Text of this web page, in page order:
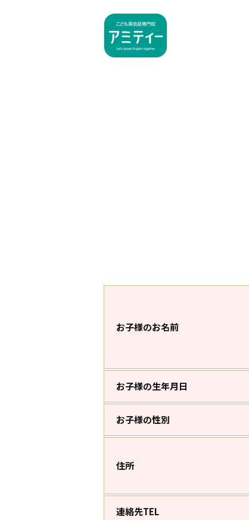
お子様のお名前
お子様の生年月日
お子様の性別
住所
連絡先TEL